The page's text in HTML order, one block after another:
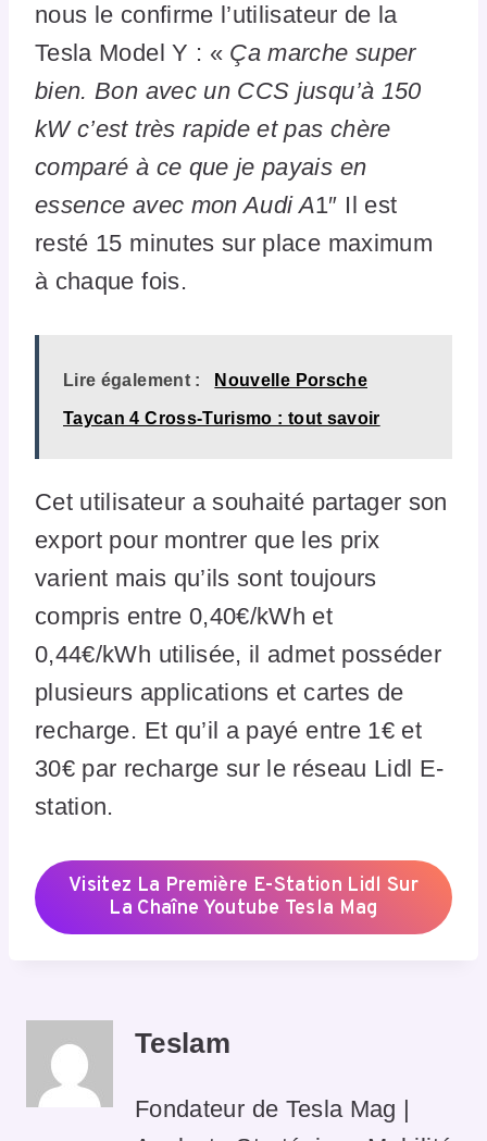
nous le confirme l’utilisateur de la
Tesla Model Y : « Ça marche super
bien. Bon avec un CCS jusqu’à 150
kW c’est très rapide et pas chère
comparé à ce que je payais en
essence avec mon Audi A1″ Il est
resté 15 minutes sur place maximum
à chaque fois.
Lire également : Nouvelle Porsche
Taycan 4 Cross-Turismo : tout savoir
Cet utilisateur a souhaité partager son
export pour montrer que les prix
varient mais qu’ils sont toujours
compris entre 0,40€/kWh et
0,44€/kWh utilisée, il admet posséder
plusieurs applications et cartes de
recharge. Et qu’il a payé entre 1€ et
30€ par recharge sur le réseau Lidl E-
station.
Visitez La Première E-Station Lidl Sur
La Chaîne Youtube Tesla Mag
Teslam
Fondateur de Tesla Mag |